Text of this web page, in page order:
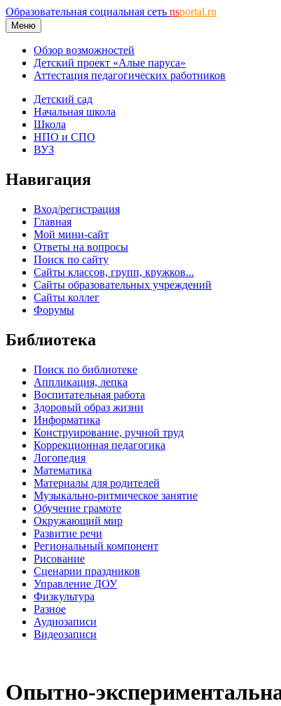
Образовательная социальная сеть nsportal.ru
Меню
Обзор возможностей
Детский проект «Алые паруса»
Аттестация педагогических работников
Детский сад
Начальная школа
Школа
НПО и СПО
ВУЗ
Навигация
Вход/регистрация
Главная
Мой мини-сайт
Ответы на вопросы
Поиск по сайту
Сайты классов, групп, кружков...
Сайты образовательных учреждений
Сайты коллег
Форумы
Библиотека
Поиск по библиотеке
Аппликация, лепка
Воспитательная работа
Здоровый образ жизни
Информатика
Конструирование, ручной труд
Коррекционная педагогика
Логопедия
Математика
Материалы для родителей
Музыкально-ритмическое занятие
Обучение грамоте
Окружающий мир
Развитие речи
Региональный компонент
Рисование
Сценарии праздников
Управление ДОУ
Физкультура
Разное
Аудиозаписи
Видеозаписи
Опытно-